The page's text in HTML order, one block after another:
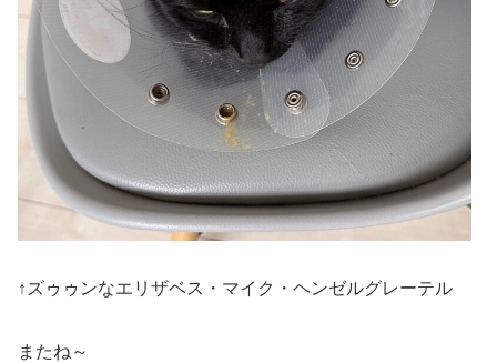
↑ズゥゥンなエリザベス・マイク・ヘンゼルグレーテル
またね～